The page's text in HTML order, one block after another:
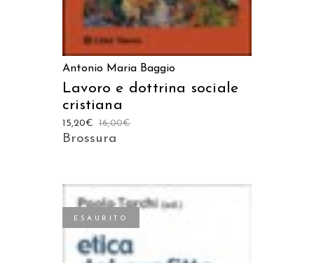
Antonio Maria Baggio
Lavoro e dottrina sociale
cristiana
16,00€
15,20€
Brossura
ESAURITO